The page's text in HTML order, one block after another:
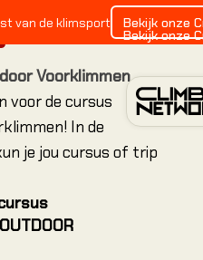
van de klimsport Bekijk onze
Bekijk onze
Voorklimmen
voor de cursus
In de
je jou cursus of trip